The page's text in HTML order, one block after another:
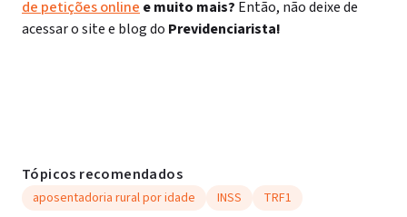
de petições online e muito mais? Então, não deixe de
acessar o site e blog do Previdenciarista!
Tópicos recomendados
aposentadoria rural por idade INSS TRF1